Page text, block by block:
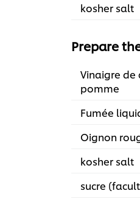
kosher salt
Prepare
Vinaigre de
pomme
Fumée
Oignon
kosher salt
sucre